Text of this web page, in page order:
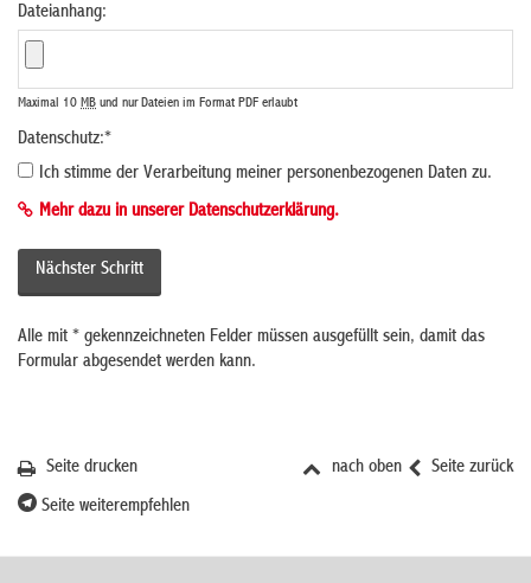
Dateianhang:
Maximal 10 MB und nur Dateien im Format PDF erlaubt
Datenschutz:*
Ich stimme der Verarbeitung meiner personenbezogenen Daten zu.
Mehr dazu in unserer Datenschutzerklärung.
Alle mit * gekennzeichneten Felder müssen ausgefüllt sein, damit das
Formular abgesendet werden kann.
Seite zurück
nach oben
Seite drucken
Seite weiterempfehlen